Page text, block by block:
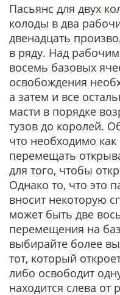
Пасьянс для двух
колоды в два
двенадцать
в ряду. Над
восемь базовых
освобождения
а затем и все
масти в порядке
тузов до королей.
что необходимо
перемещать
для того, чтобы
Однако то, что это
вносит некоторую
может быть две
перемещения на
выбирайте более
тот, который
либо освободит
находится слева от